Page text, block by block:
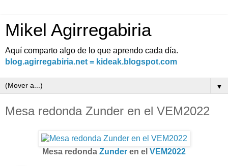
Mikel Agirregabiria
Aquí comparto algo de lo que aprendo cada día.
blog.agirregabiria.net = kideak.blogspot.com
▼
Mesa redonda Zunder en el VEM2022
Mesa redonda Zunder en el VEM2022